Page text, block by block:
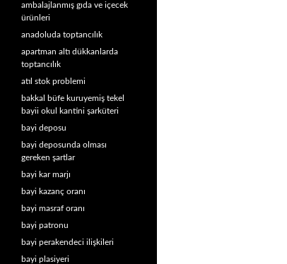
ambalajlanmış gıda ve içecek
ürünleri
anadoluda toptancılık
apartman altı dükkanlarda
toptancılık
atıl stok problemi
bakkal büfe kuruyemiş tekel
bayii okul kantini şarküteri
bayi deposu
bayi deposunda olması
gereken şartlar
bayi kar marjı
bayi kazanç oranı
bayi masraf oranı
bayi patronu
bayi perakendeci ilişkileri
bayi plasiyeri